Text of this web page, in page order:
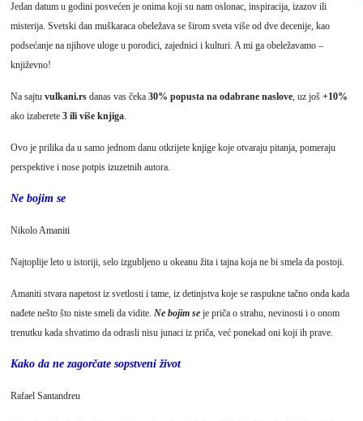
Jedan datum u godini posvećen je onima koji su nam oslonac, inspiracija, izazov ili
misterija. Svetski dan muškaraca obeležava se širom sveta više od dve decenije, kao
podsećanje na njihove uloge u porodici, zajednici i kulturi. A mi ga obeležavamo –
književno!
Na sajtuvulkani.rs danas vas čeka30% popusta na odabrane naslove, uz još +10%
ako izaberete 3 ili više knjiga.
Ovo je prilika da u samo jednom danu otkrijete knjige koje otvaraju pitanja, pomeraju
perspektive i nose potpis izuzetnih autora.
Ne bojim se
Nikolo Amaniti
Najtoplije leto u istoriji, selo izgubljeno u okeanu žita i tajna koja ne bi smela da postoji.
Amaniti stvara napetost iz svetlosti i tame, iz detinjstva koje se raspukne tačno onda kada
nađete nešto što niste smeli da vidite. Ne bojim seje priča o strahu, nevinosti i o onom
trenutku kada shvatimo da odrasli nisu junaci iz priča, već ponekad oni koji ih prave.
Kako da ne zagorčate sopstveni život
Rafael Santandreu